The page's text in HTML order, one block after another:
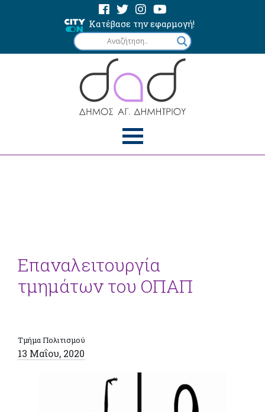
Κατέβασε την εφαρμογή!
Επαναλειτουργία
τμημάτων του ΟΠΑΠ
Τμήμα Πολιτισμού
13 Μαΐου, 2020